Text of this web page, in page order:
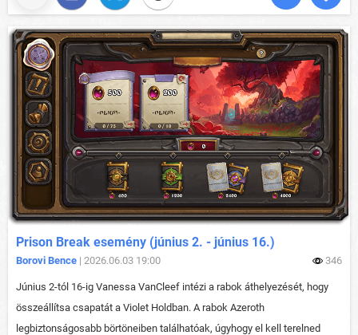
Prison Break esemény (június 2. - június 16.)
Borovi Bence | 2026.06.03 19:00 346
Június 2-tól 16-ig Vanessa VanCleef intézi a rabok áthelyezését, hogy
összeállítsa csapatát a Violet Holdban. A rabok Azeroth
legbiztonságosabb börtöneiben találhatóak, úgyhogy el kell terelned